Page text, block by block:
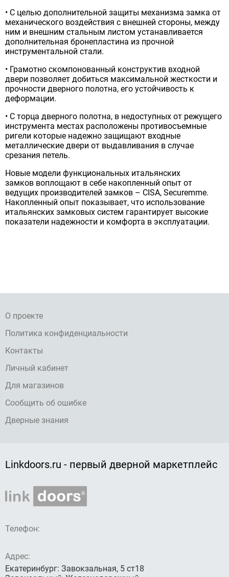
• С целью дополнительной защиты механизма замка от
механического воздействия с внешней стороны, между
ним и внешним стальным листом устанавливается
дополнительная бронепластина из прочной
инструментальной стали.
• Грамотно скомпонованный конструктив входной
двери позволяет добиться максимальной жесткости и
прочности дверного полотна, его устойчивость к
деформации.
• С торца дверного полотна, в недоступных от режущего
инструмента местах расположены противосъемные
ригели которые надежно защищают входные
металлические двери от выдавливания в случае
срезания петель.
Новые модели функциональных итальянских
замков воплощают в себе накопленный опыт от
ведущих производителей замков – CISA, Securemme.
Накопленный опыт показывает, что использование
итальянских замковых систем гарантирует высокие
показатели надежности и комфорта в эксплуатации.
О проекте
Политика конфиденциальности
Контакты
Личный кабинет
Для магазинов
Сообщить об ошибке
Дверные знания
Linkdoors.ru - первый дверной маркетплейс
Телефон:
Адрес:
Екатеринбург: Завокзальная, 5 ст18